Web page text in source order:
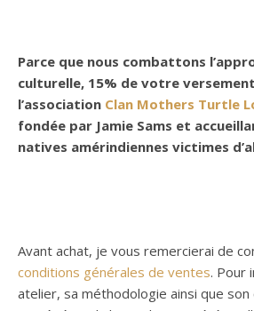
Parce que nous combattons
culturelle, 15% de votre
l’association Clan Mothers Turtle
fondée par Jamie Sams et
natives amérindiennes victimes
Avant achat, je vous remercierai de
conditions générales de ventes. Pour
atelier, sa méthodologie ainsi que